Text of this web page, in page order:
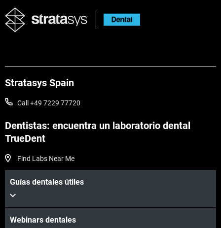
Vea más
Vea más
Stratasys Spain
Call +49 7229 77720
Dentistas: encuentra un laboratorio dental
TrueDent
Find Labs Near Me
Guías dentales útiles
Webinars dentales